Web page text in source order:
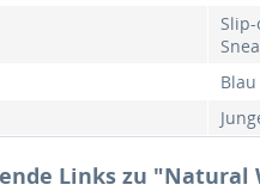
Blau
Links zu "Natural